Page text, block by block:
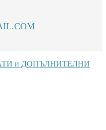
и ДОПЪЛНИТЕЛНИ